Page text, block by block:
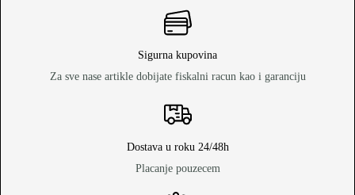
Sigurna kupovina
Za sve nase artikle dobijate fiskalni racun kao i garanciju
Dostava u roku 24/48h
Placanje pouzecem